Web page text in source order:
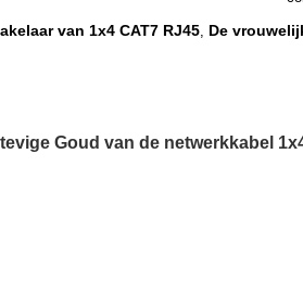
van 1x4 CAT7 RJ45, De
Goud van de netwerkkabel